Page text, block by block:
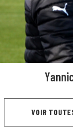
VOIR